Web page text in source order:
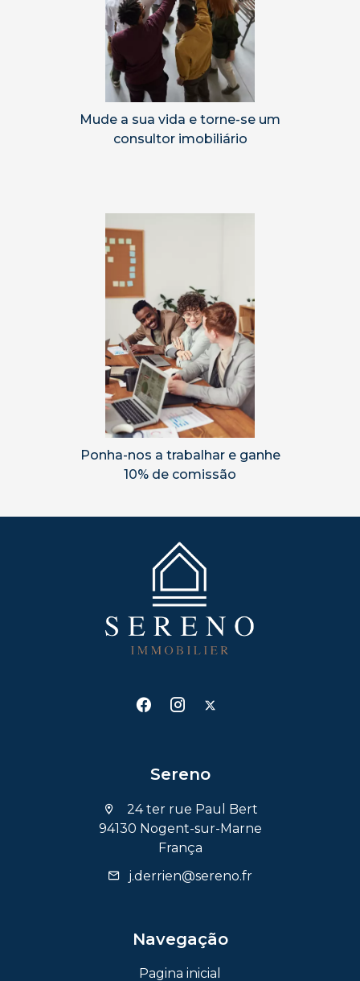
Mude a sua vida e torne-se um
consultor imobiliário
Ponha-nos a trabalhar e ganhe
10% de comissão
Sereno
24 ter rue Paul Bert
94130 Nogent-sur-Marne
França
j.derrien@sereno.fr
Navegação
Pagina inicial